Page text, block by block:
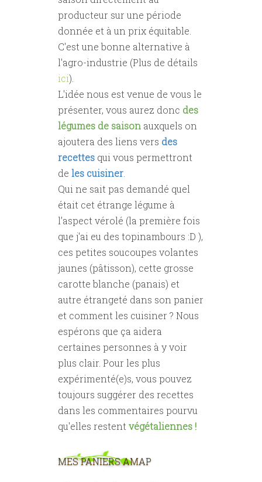
producteur sur une période
donnée et à un prix équitable.
C'est une bonne alternative à
l'agro-industrie (Plus de détails
ici).
L'idée nous est venue de vous le
présenter, vous aurez donc des
légumes de saison auxquels on
ajoutera des liens vers des
recettes qui vous permettront
de les cuisiner.
Qui ne sait pas demandé quel
était cet étrange légume à
l’aspect vérolé (la première fois
que j'ai eu des topinambours :D ),
ces petites soucoupes volantes
jaunes (pâtisson), cette grosse
carotte blanche (panais) et
autre étrangeté dans son panier
et comment les cuisiner ? Nous
espérons que ça aidera
certaines personnes à y voir
plus clair. Pour les plus
expérimenté(e)s, vous pouvez
toujours suggérer des recettes
dans les commentaires pourvu
qu'elles restentvégétaliennes !
MES PANIERS AMAP